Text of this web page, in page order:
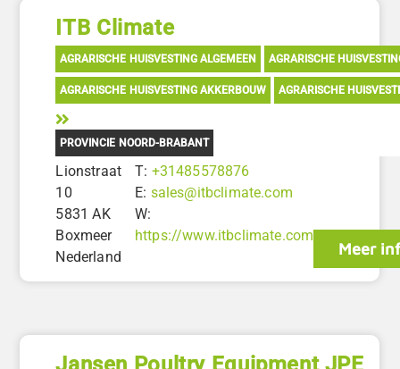
ITB Climate
AGRARISCHE HUISVESTING ALGEMEEN AGRARISCHE
AGRARISCHE HUISVESTING AKKERBOUW AGRARISCHE
PROVINCIE NOORD-BRABANT
Lionstraat
10
5831 AK
Boxmeer
Nederland
T: +31485578876
E: sales@itbclimate.com
W:
https://www.itbclimate.com
Meer